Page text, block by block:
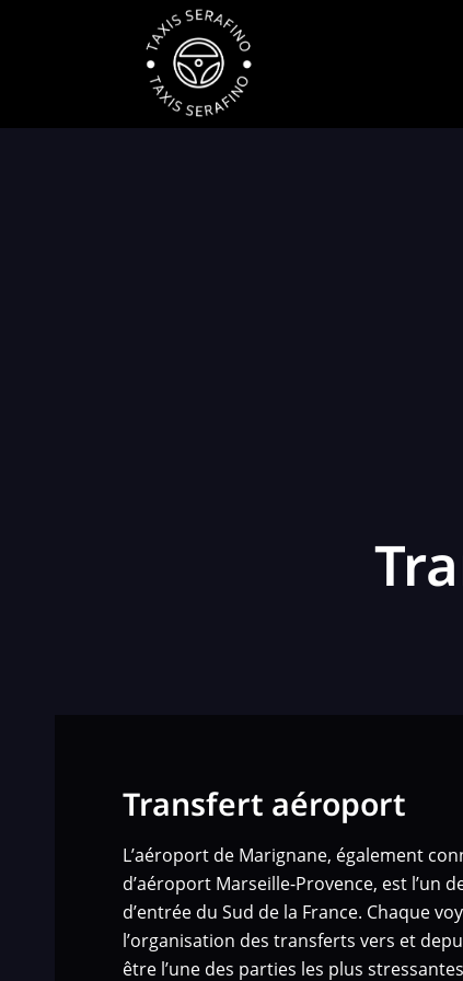
Transfert aéroport
L’aéroport de Marignane, également
d’aéroport Marseille-Provence, est l’un
d’entrée du Sud de la France. Chaque
l’organisation des transferts vers et
être l’une des parties les plus